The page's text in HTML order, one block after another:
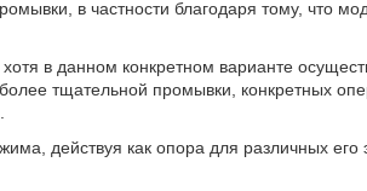
в частности благодаря тому, что
в данном конкретном варианте
тщательной промывки, конкретных
действуя как опора для различных его